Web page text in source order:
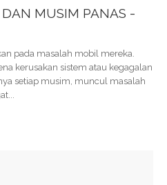
MUSIM PANAS -
pada masalah mobil mereka.
kerusakan sistem atau kegagalan
setiap musim, muncul masalah